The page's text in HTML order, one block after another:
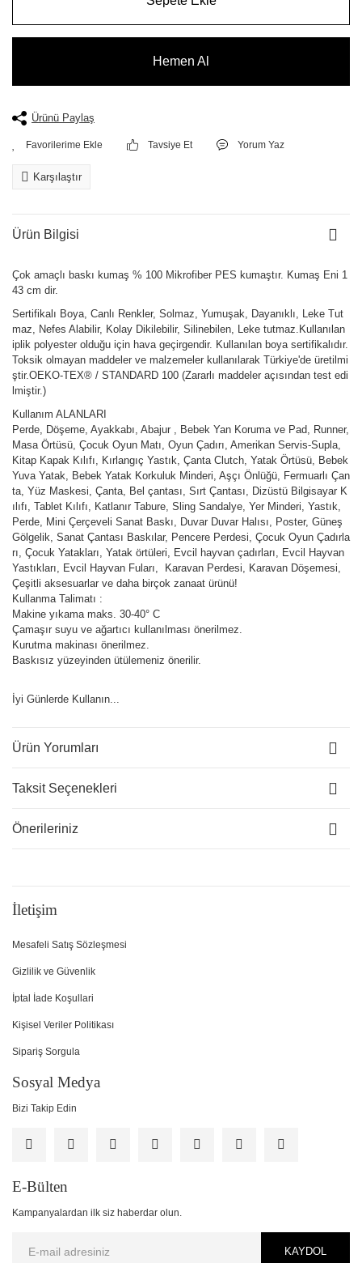
Hemen Al
Ürünü Paylaş
Tavsiye Et Yorum Yaz
Karşılaştır
Ürün Bilgisi
Çok amaçlı baskı kumaş % 100 Mikrofiber PES kumaştır. Kumaş Eni 1
43 cm dir.
Sertifikalı Boya, Canlı Renkler, Solmaz, Yumuşak, Dayanıklı, Leke Tut
maz, Nefes Alabilir, Kolay Dikilebilir, Silinebilen, Leke tutmaz.Kullanılan
iplik polyester olduğu için hava geçirgendir. Kullanılan boya sertifikalıdır.
Toksik olmayan maddeler ve malzemeler kullanılarak Türkiye'de üretilmi
ştir.OEKO-TEX® / STANDARD 100 (Zararlı maddeler açısından test edi
lmiştir.)
Kullanım ALANLARI
Perde, Döşeme, Ayakkabı, Abajur , Bebek Yan Koruma ve Pad, Runner,
Masa Örtüsü, Çocuk Oyun Matı, Oyun Çadırı, Amerikan Servis-Supla,
Kitap Kapak Kılıfı, Kırlangıç Yastık, Çanta Clutch, Yatak Örtüsü, Bebek
Yuva Yatak, Bebek Yatak Korkuluk Minderi, Aşçı Önlüğü, Fermuarlı Çan
ta, Yüz Maskesi, Çanta, Bel çantası, Sırt Çantası, Dizüstü Bilgisayar K
ılıfı, Tablet Kılıfı, Katlanır Tabure, Sling Sandalye, Yer Minderi, Yastık,
Perde, Mini Çerçeveli Sanat Baskı, Duvar Duvar Halısı, Poster, Güneş
Gölgelik, Sanat Çantası Baskılar, Pencere Perdesi, Çocuk Oyun Çadırla
rı, Çocuk Yatakları, Yatak örtüleri, Evcil hayvan çadırları, Evcil Hayvan
Yastıkları, Evcil Hayvan Fuları, Karavan Perdesi, Karavan Döşemesi,
Çeşitli aksesuarlar ve daha birçok zanaat ürünü!
Kullanma Talimatı :
Makine yıkama maks. 30-40° C
Çamaşır suyu ve ağartıcı kullanılması önerilmez.
Kurutma makinası önerilmez.
Baskısız yüzeyinden ütülemeniz önerilir.
İyi Günlerde Kullanın...
Ürün Yorumları
Taksit Seçenekleri
Önerileriniz
İletişim
Mesafeli Satış Sözleşmesi
Gizlilik ve Güvenlik
İptal İade Koşullari
Kişisel Veriler Politikası
Sipariş Sorgula
Sosyal Medya
Bizi Takip Edin
E-Bülten
Kampanyalardan ilk siz haberdar olun.
KAYDOL